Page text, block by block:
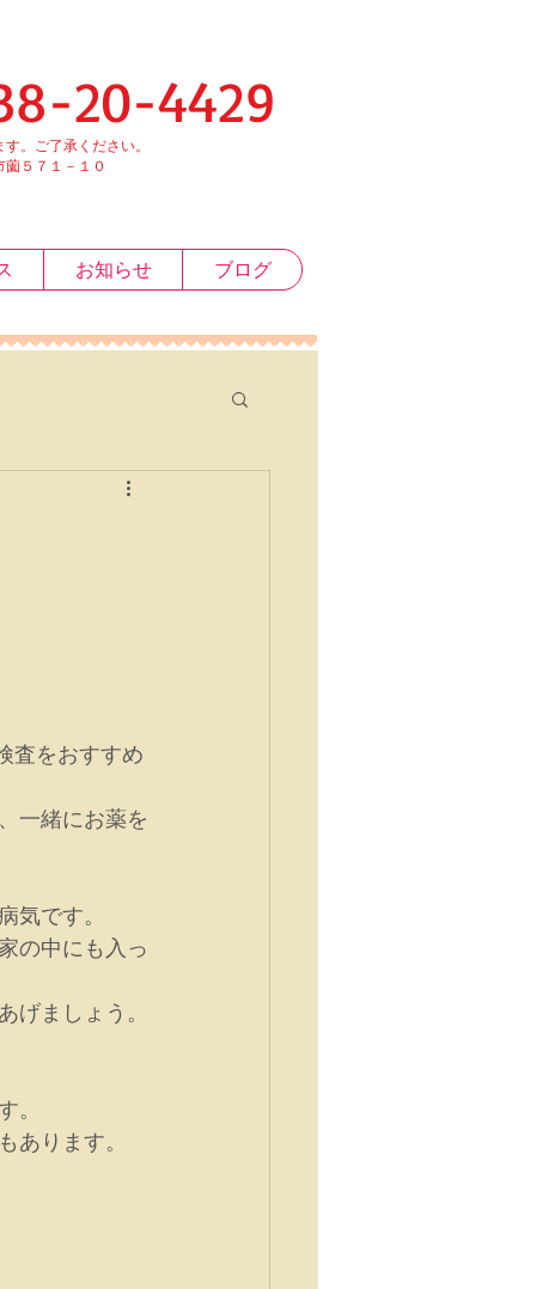
ご了承ください。
１０
お知らせ ブログ
査をおすすめ
一緒にお薬を
気です。
の中にも入っ
げましょう。
。
あります。